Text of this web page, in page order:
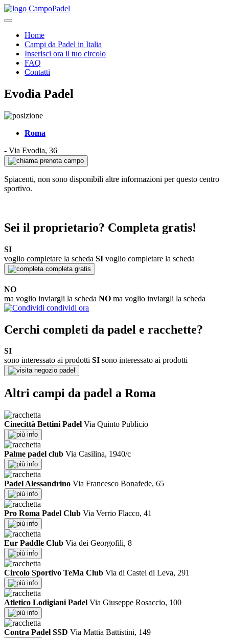
Home
Campi da Padel in Italia
Inserisci ora il tuo circolo
FAQ
Contatti
Evodia Padel
Roma
- Via Evodia, 36
prenota campo
Spiacenti, non sono disponibili altre informazioni per questo centro
sportivo.
Sei il proprietario? Completa gratis!
SI
voglio completare la scheda SI voglio completare la scheda
completa gratis
NO
ma voglio inviargli la scheda NO ma voglio inviargli la scheda
condividi ora
Cerchi completi da padel e racchette?
SI
sono interessato ai prodotti SI sono interessato ai prodotti
negozio padel
Altri campi da padel a Roma
Cinecittà Bettini Padel Via Quinto Publicio
info
Palme padel club Via Casilina, 1940/c
info
Padel Alessandrino Via Francesco Bonafede, 65
info
Pro Roma Padel Club Via Verrio Flacco, 41
info
Eur Paddle Club Via dei Georgofili, 8
info
Circolo Sportivo TeMa Club Via di Castel di Leva, 291
info
Atletico Lodigiani Padel Via Giuseppe Rosaccio, 100
info
Contra Padel SSD Via Mattia Battistini, 149